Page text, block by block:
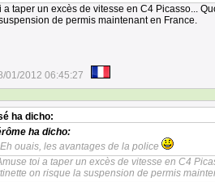
a taper un excès de vitesse en C4 Picasso...
de permis maintenant en France.
01/2012 06:45:27
ha dicho:
ha dicho:
Eh ouais, les avantages de la police
toi a taper un excès de vitesse en C4
on risque la suspension de permis